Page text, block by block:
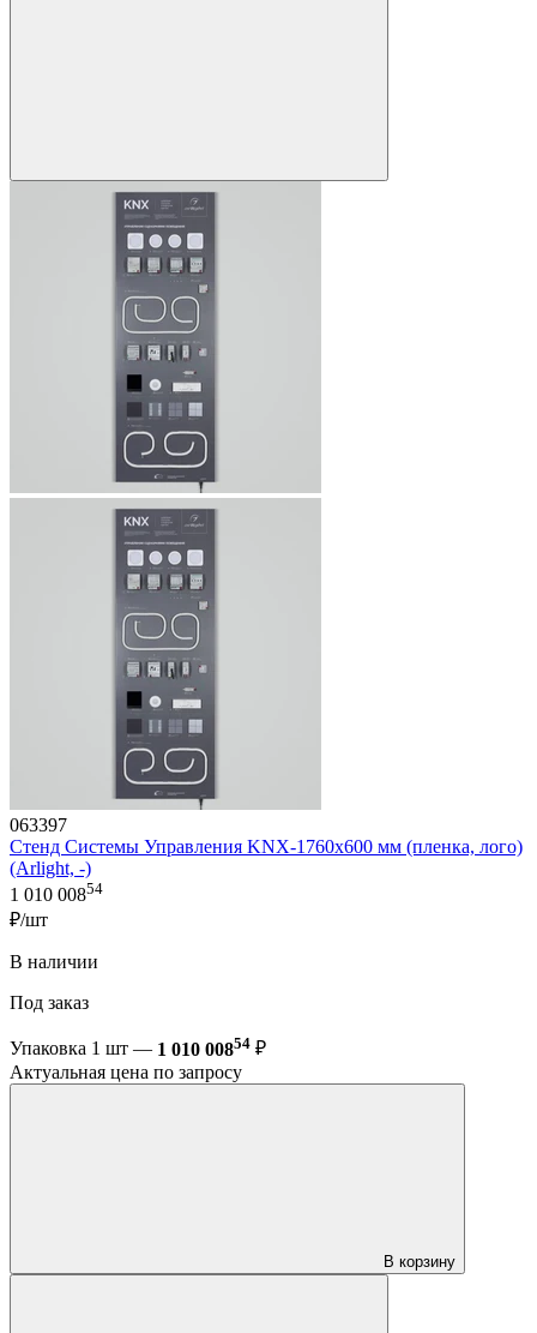
063397
Стенд Системы Управления KNX-1760х600 мм (пленка, лого)
(Arlight, -)
1 010 00854
₽/шт
В наличии
Под заказ
Упаковка 1 шт — 1 010 00854 ₽
Актуальная цена по запросу
В корзину